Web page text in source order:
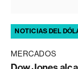
NOTICIAS DEL
MERCADOS